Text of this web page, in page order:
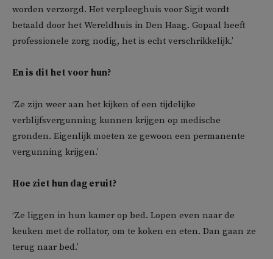
worden verzorgd. Het verpleeghuis voor Sigit wordt
betaald door het Wereldhuis in Den Haag. Gopaal heeft
professionele zorg nodig, het is echt verschrikkelijk.’
En is dit het voor hun?
‘Ze zijn weer aan het kijken of een tijdelijke
verblijfsvergunning kunnen krijgen op medische
gronden. Eigenlijk moeten ze gewoon een permanente
vergunning krijgen.’
Hoe ziet hun dag eruit?
‘Ze liggen in hun kamer op bed. Lopen even naar de
keuken met de rollator, om te koken en eten. Dan gaan ze
terug naar bed.’